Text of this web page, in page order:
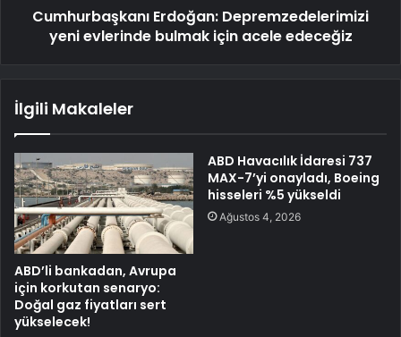
Cumhurbaşkanı Erdoğan: Depremzedelerimizi
yeni evlerinde bulmak için acele edeceğiz
İlgili Makaleler
ABD’li bankadan, Avrupa
için korkutan senaryo:
Doğal gaz fiyatları sert
yükselecek!
ABD Havacılık İdaresi 737
MAX-7’yi onayladı, Boeing
hisseleri %5 yükseldi
Ağustos 4, 2026